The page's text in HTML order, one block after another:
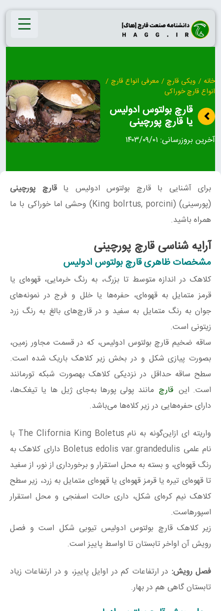
Skip
content
خانه / ویکی قارچ / معرفی انواع قارچ /
انواع قارچ خوراکی
قارچ بولتوس ادولیس
یا قارچ پورچینی
آخرین بروزرسانی: ۱۴۰۳/۰۹/۰۱
برای آشنایی با قارچ بولتوس ادولیس یاقارچ پورچینی
(پورسینی) (King bolrtus, porcini) وحشی اما خوراکی با ما
همراه باشید.
آرایه شناسی قارچ پورچینی
مشخصات ظاهری قارچ بولتوس ادولیس
کلاهک در اندازه متوسط تا بزرگ، به رنگ خرمایی، قهوه‌ای یا
قرمز متمایل به قهوه‌ای، حفره‌ها یا خلل و فرج در نمونه‌های
جوان به رنگ متمایل به سفید و در قارچ‌های بالغ به رنگ زرد
زیتونی است.
ساقه ضخیم قارچ بولتوس ادولیس، که در قسمت مجاور زمین،
بصورت پیازی شکل و در بخش زیر کلاهک باریک شده است.
سطح ساقه حداقل در نزدیکی کلاهک بهصورت شبکه تورمانند
است. این قارچ مانند پولی پورها به‌جای ژیل ها یا تیغک‌ها،
دارای حفره‌هایی در زیر کلاه‌ها می‌باشد.
واریته ای ازاین‌گونه به نام The Clifornia King Boletus با
نام علمی Boletus edolis var.grandedulis دارای کلاهک به
رنگ قهوه‌ای، و بسته به محل استقرار و برخورداری از نور، از سفید
تا قهوه‌ای تیره یا قرمز قهوه‌ای یا قهوه‌ای متمایل به زرد، زیر سطح
کلاهک نیم کره‌ای شکل، داری حالت اسفنجی و محل استقرار
اسپورهاست.
زیر کلاهک قارچ بولتوس ادولیس تیوبی شکل است و فصل
رویش آن اواخر تابستان تا اواسط پاییز است.
فصل رویش: در ارتفاعات کم در اوایل پاییز، و در ارتفاعات زیاد
تابستان گاهی هم در بهار.